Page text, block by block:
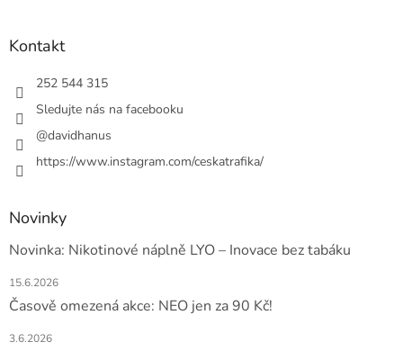
Kontakt
252 544 315
Sledujte nás na facebooku
@davidhanus
https://www.instagram.com/ceskatrafika/
Novinky
Novinka: Nikotinové náplně LYO – Inovace bez tabáku
15.6.2026
Časově omezená akce: NEO jen za 90 Kč!
3.6.2026